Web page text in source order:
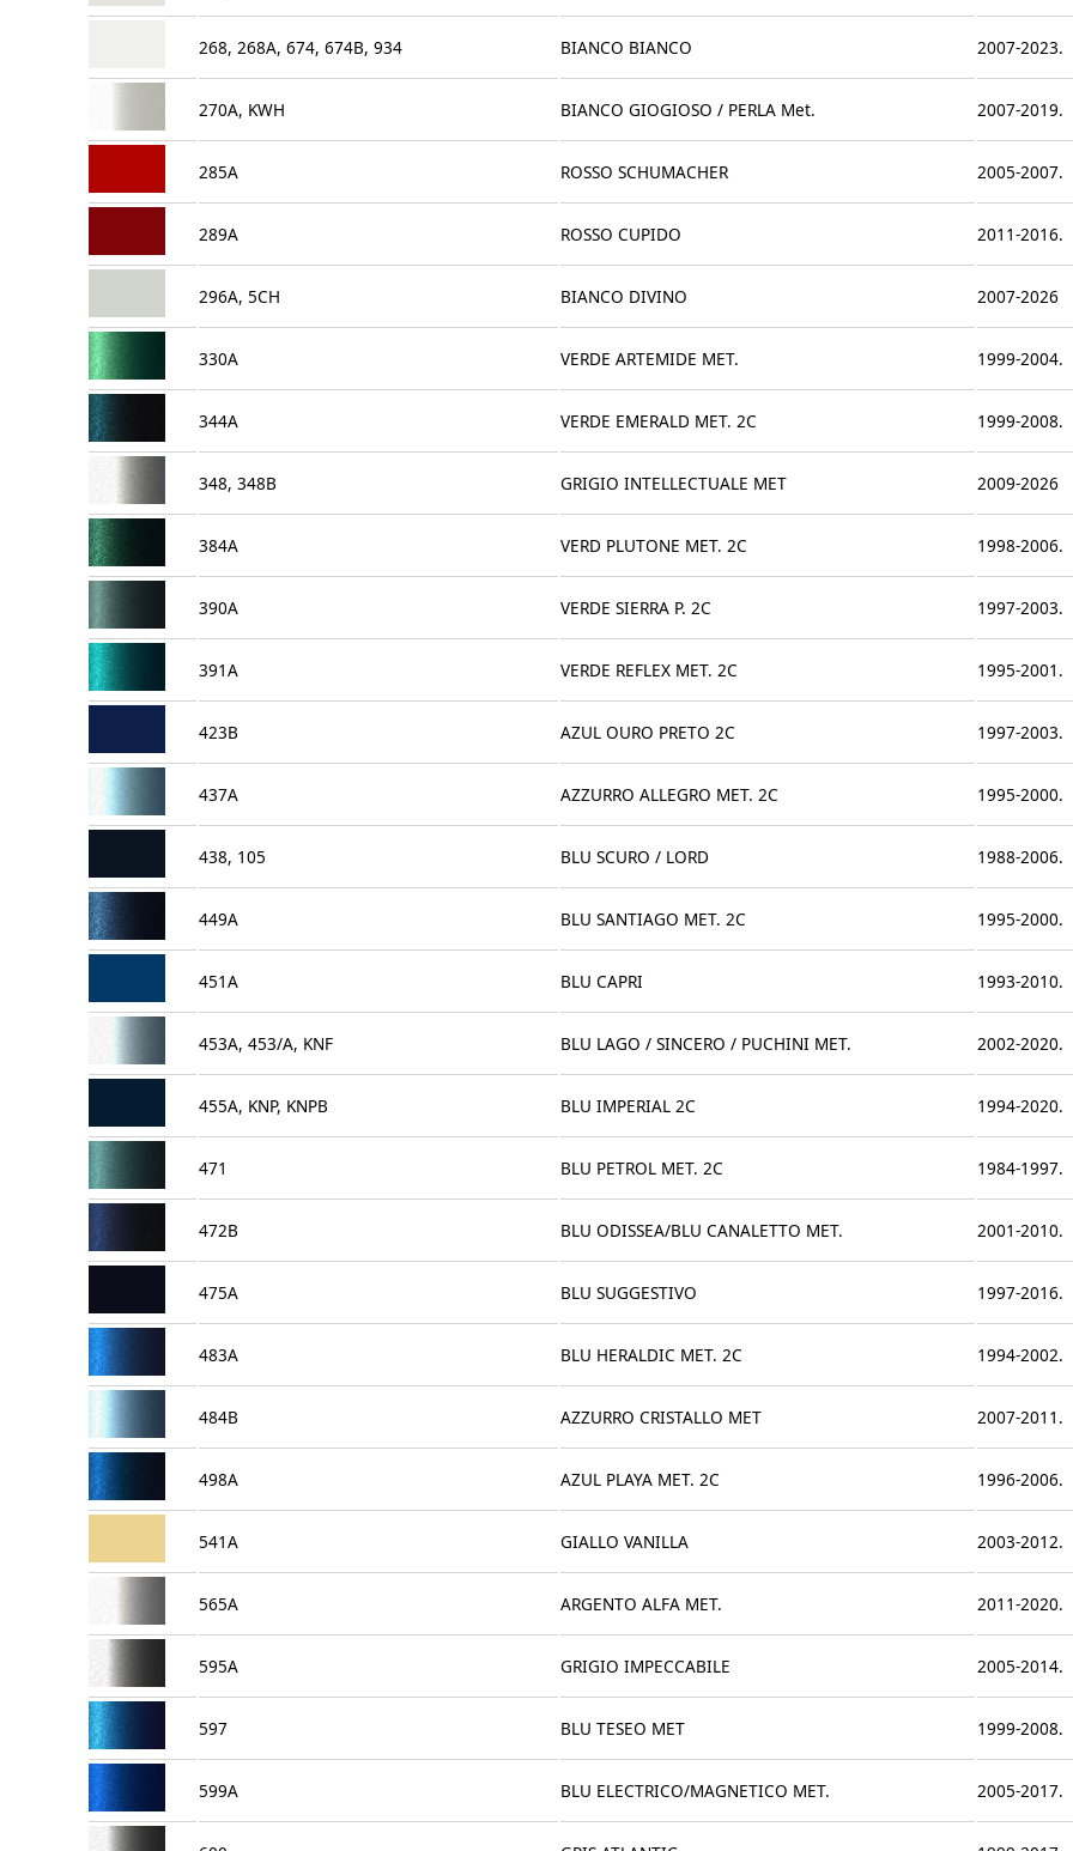
268, 268A, 674, 674B, 934 BIANCO BIANCO 2007-2023.
270A, KWH BIANCO GIOGIOSO / PERLA Met. 2007-2019.
285A ROSSO SCHUMACHER 2005-2007.
289A ROSSO CUPIDO 2011-2016.
296A, 5CH BIANCO DIVINO 2007-2026
330A VERDE ARTEMIDE MET. 1999-2004.
344A VERDE EMERALD MET. 2C 1999-2008.
348, 348B GRIGIO INTELLECTUALE MET 2009-2026
384A VERD PLUTONE MET. 2C 1998-2006.
390A VERDE SIERRA P. 2C 1997-2003.
391A VERDE REFLEX MET. 2C 1995-2001.
423B AZUL OURO PRETO 2C 1997-2003.
437A AZZURRO ALLEGRO MET. 2C 1995-2000.
438, 105 BLU SCURO / LORD 1988-2006.
449A BLU SANTIAGO MET. 2C 1995-2000.
451A BLU CAPRI 1993-2010.
453A, 453/A, KNF BLU LAGO / SINCERO / PUCHINI MET. 2002-2020.
455A, KNP, KNPB BLU IMPERIAL 2C 1994-2020.
471 BLU PETROL MET. 2C 1984-1997.
472B BLU ODISSEA/BLU CANALETTO MET. 2001-2010.
475A BLU SUGGESTIVO 1997-2016.
483A BLU HERALDIC MET. 2C 1994-2002.
484B AZZURRO CRISTALLO MET 2007-2011.
498A AZUL PLAYA MET. 2C 1996-2006.
541A GIALLO VANILLA 2003-2012.
565A ARGENTO ALFA MET. 2011-2020.
595A GRIGIO IMPECCABILE 2005-2014.
597 BLU TESEO MET 1999-2008.
599A BLU ELECTRICO/MAGNETICO MET. 2005-2017.